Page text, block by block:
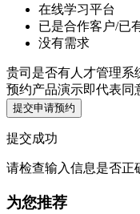
在线学习平台
已是合作客户/已
没有需求
贵司是否有人才管理系
预约产品演示即代表同
提交申请预约
提交成功
请检查输入信息是否正
为您推荐